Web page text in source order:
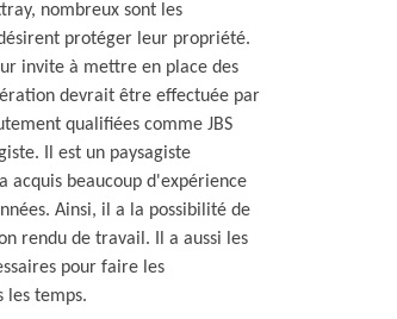
nombreux sont les
protéger leur propriété.
invite à mettre en place des
devrait être effectuée par
qualifiées comme JBS
Il est un paysagiste
acquis beaucoup d'expérience
Ainsi, il a la possibilité de
rendu de travail. Il a aussi les
pour faire les
les temps.